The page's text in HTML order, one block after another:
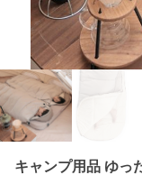
キャンプ用品 ゆっ